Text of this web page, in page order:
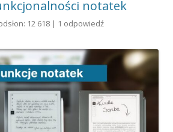
notatek
12 618 | 1 odpowiedź